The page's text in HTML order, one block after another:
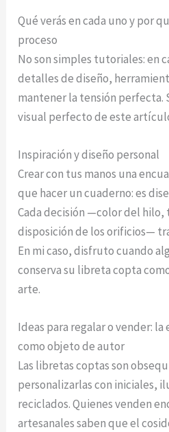
Qué verás en cada uno y por
proceso
No son simples tutoriales: en
detalles de diseño,
mantener la tensión perfecta.
visual perfecto de este
Inspiración y diseño personal
Crear con tus manos una
que hacer un cuaderno: es
Cada decisión —color del
disposición de los orificios—
En mi caso, disfruto cuando
conserva su libreta copta
arte.
Ideas para regalar o vender:
como objeto de autor
Las libretas coptas son
personalizarlas con iniciales,
reciclados. Quienes venden
artesanales saben que el